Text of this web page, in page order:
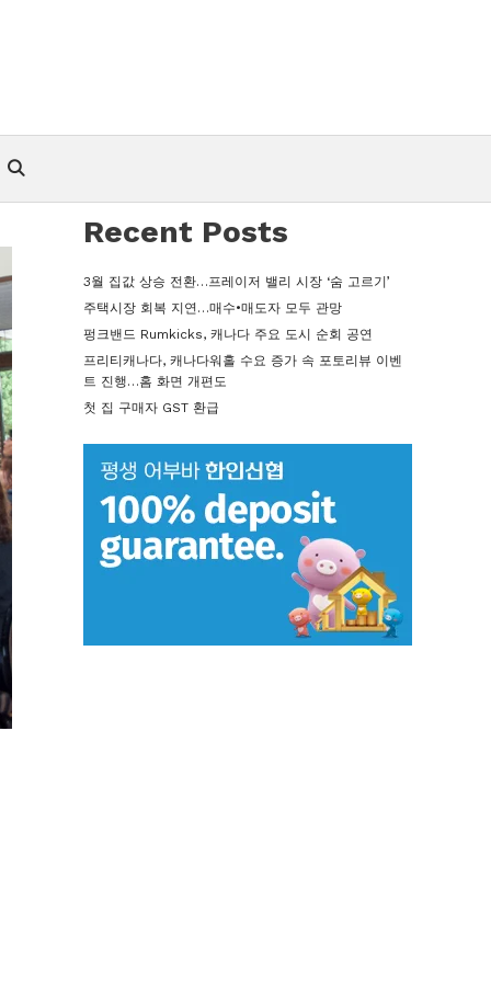
Recent Posts
3월 집값 상승 전환…프레이저 밸리 시장 ‘숨 고르기’
주택시장 회복 지연…매수•매도자 모두 관망
펑크밴드 Rumkicks, 캐나다 주요 도시 순회 공연
프리티캐나다, 캐나다워홀 수요 증가 속 포토리뷰 이벤
트 진행…홈 화면 개편도
첫 집 구매자 GST 환급